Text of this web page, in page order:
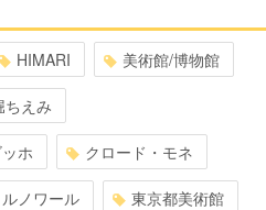
HIMARI 美術館/博物館
ちえみ
ホ クロード・モネ
ノワール 東京都美術館